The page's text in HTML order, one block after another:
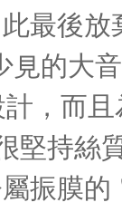
最後放
見的大
計，而
堅持絲
振膜